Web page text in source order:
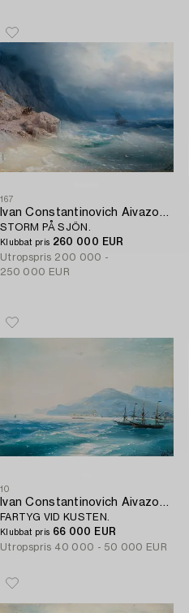
167
Ivan Constantinovich Aivazovsky
STORM PÅ SJÖN.
Klubbat pris 260 000 EUR
Utropspris 200 000 -
250 000 EUR
10
Ivan Constantinovich Aivazovsky
FARTYG VID KUSTEN.
Klubbat pris 66 000 EUR
Utropspris 40 000 - 50 000 EUR